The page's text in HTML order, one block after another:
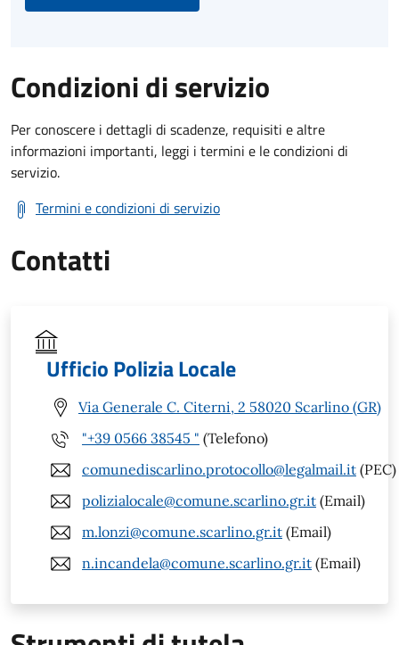
Condizioni di servizio
Per conoscere i dettagli di scadenze, requisiti e altre
informazioni importanti, leggi i termini e le condizioni di
servizio.
Termini e condizioni di servizio
Contatti
Ufficio Polizia Locale
Via Generale C. Citerni, 2 58020 Scarlino (GR)
"+39 0566 38545 " (Telefono)
comunediscarlino.protocollo@legalmail.it (PEC)
polizialocale@comune.scarlino.gr.it (Email)
m.lonzi@comune.scarlino.gr.it (Email)
n.incandela@comune.scarlino.gr.it (Email)